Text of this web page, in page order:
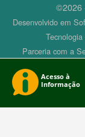
©2026
Desenvolvido em
Parceria com a